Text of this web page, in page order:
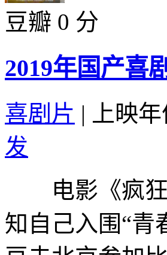
豆瓣 0 分
2019年国产喜
喜剧片 | 上映
发
电影《疯狂
知自己入围“青